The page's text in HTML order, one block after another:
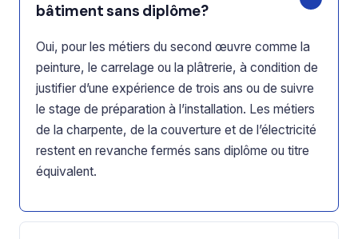
bâtiment sans diplôme?
Oui, pour les métiers du second œuvre comme la
peinture, le carrelage ou la plâtrerie, à condition de
justifier d’une expérience de trois ans ou de suivre
le stage de préparation à l’installation. Les métiers
de la charpente, de la couverture et de l’électricité
restent en revanche fermés sans diplôme ou titre
équivalent.